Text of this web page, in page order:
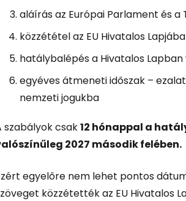
aláírás az Európai Parlament és a
közzététel az EU Hivatalos
hatálybalépés a Hivatalos
egyéves átmeneti időszak –
nemzeti jogukba
szabályok csak12 hónappal a
2027 második felében.
egyelőre nem lehet pontos
közzétették az EU Hivatalos